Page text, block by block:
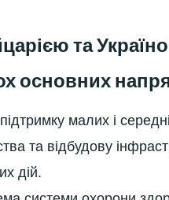
та
основних
малих і
та відбудову
дій.